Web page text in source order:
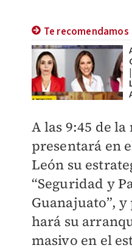
Te recomendamos
A las 9:45 de
presentará en
León su
“Seguridad y
Guanajuato”,
hará su
masivo en el